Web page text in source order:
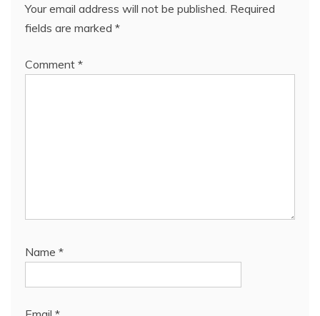
Your email address will not be published. Required
fields are marked *
Comment *
Name *